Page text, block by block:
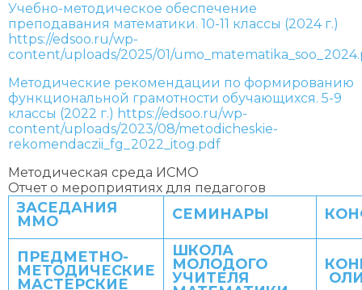
Учебно-методическое обеспечение
преподавания математики. 10-11 классы (2024 г.)
https://edsoo.ru/wp-
content/uploads/2025/01/
Методические рекомендации по формированию
функциональной грамотности обучающихся. 5-9
классы (2022 г.) https://edsoo.ru/wp-
content/uploads/2023/08/metodicheskie-
rekomendaczii_fg_2022_itog.pdf
Методическая среда ИСМО
Отчет о мероприятиях для педагогов
ЗАСЕДАНИЯ
ММО
СЕМИНАРЫ
ПРЕДМЕТНО-
МЕТОДИЧЕСКИЕ
МАСТЕРСКИЕ
ШКОЛА
МОЛОДОГО
УЧИТЕЛЯ